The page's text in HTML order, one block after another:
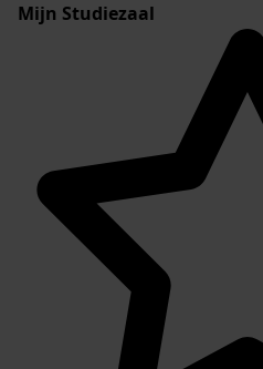
Mijn Studiezaal